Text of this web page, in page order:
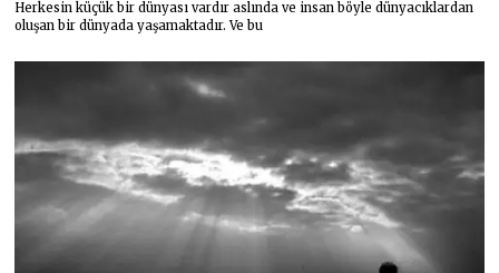
Herkesin küçük bir dünyası vardır aslında ve insan böyle dünyacıklardan
oluşan bir dünyada yaşamaktadır. Ve bu